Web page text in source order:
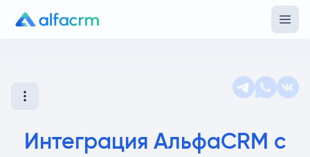
Интеграция АльфаCRM с